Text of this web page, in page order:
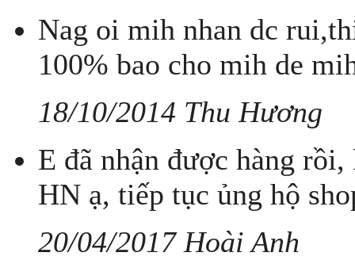
Nag oi mih nhan dc
100% bao cho mih de
18/10/2014 Thu Hương
E đã nhận được hàng
HN ạ, tiếp tục ủng hộ
20/04/2017 Hoài Anh